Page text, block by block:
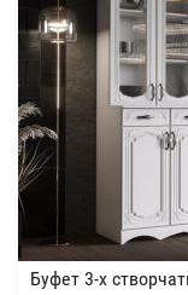
Буфет 3-х